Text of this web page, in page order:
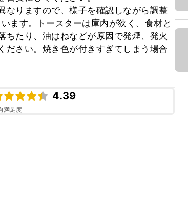
なりますので、様子を確認しながら調整
ます。トースターは庫内が狭く、食材と
ちたり、油はねなどが原因で発煙、発火
ださい。焼き色が付きすぎてしまう場合
4.39
満足度